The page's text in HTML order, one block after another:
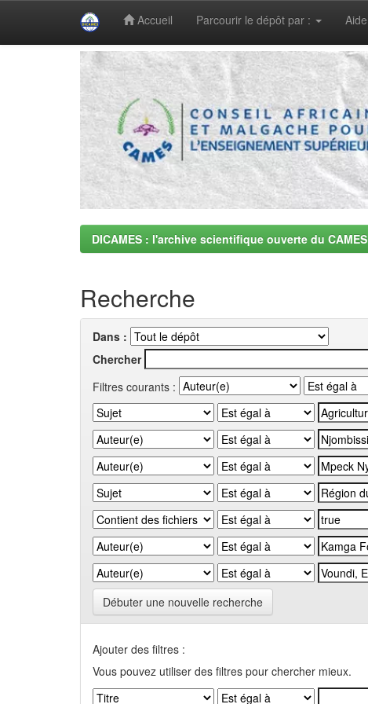
Accueil Parcourir le dépôt par : Aide
DICAMES : l'archive scientifique ouverte du CAMES
Recherche
Dans :
Chercher
Filtres courants :
Débuter une nouvelle recherche
Ajouter des filtres :
Vous pouvez utiliser des filtres pour chercher mieux.